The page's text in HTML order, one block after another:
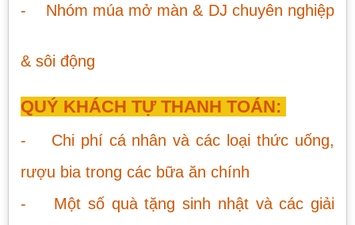
- Nhóm múa mở màn & DJ chuyên nghiệp
& sôi động
QUÝ KHÁCH TỰ THANH TOÁN:
- Chi phí cá nhân và các loại thức uống,
rượu bia trong các bữa ăn chính
- Một số quà tặng sinh nhật và các giải
TOUR ĐÀ NẴNG - NGŨ HÀNH SƠN - BÀ NÀ